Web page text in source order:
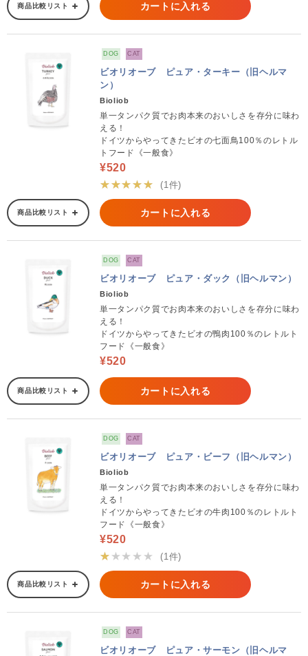
商品比較リスト カートに入れる
DOG CAT
ビオリオーブ ピュア・ターキー（旧ヘルマ
ン）
Bioliob
単一タンパク質でお肉本来のおいしさを存分に味わ
える！
ドイツからやってきたビオの七面鳥100％のレトル
トフード《一般食》
¥520
★★★★★
(1件)
商品比較リスト カートに入れる
DOG CAT
ビオリオーブ ピュア・ダック（旧ヘルマン）
Bioliob
単一タンパク質でお肉本来のおいしさを存分に味わ
える！
ドイツからやってきたビオの鴨肉100％のレトルト
フード《一般食》
¥520
商品比較リスト カートに入れる
DOG CAT
ビオリオーブ ピュア・ビーフ（旧ヘルマン）
Bioliob
単一タンパク質でお肉本来のおいしさを存分に味わ
える！
ドイツからやってきたビオの牛肉100％のレトルト
フード《一般食》
¥520
★★★★★
(1件)
商品比較リスト カートに入れる
DOG CAT
ビオリオーブ ピュア・サーモン（旧ヘルマ